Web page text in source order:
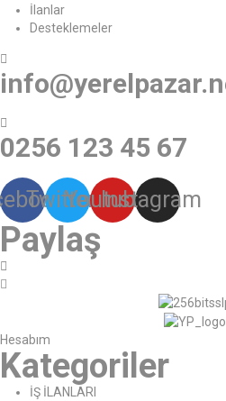
İlanlar
Desteklemeler
0256 123 45 67
TwitterYoutube
Instagram
Paylaş
Hesabım
Kategoriler
İŞ İLANLARI